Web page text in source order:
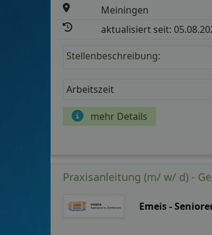
Meiningen
aktualisiert seit:
Stellenbeschreibung:
Arbeitszeit
mehr Details
Praxisanleitung (m/ w/ d) -
Emeis -